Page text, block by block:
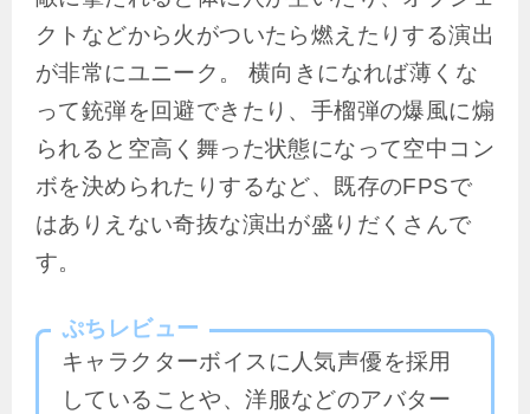
クトなどから火がついたら燃えたりする演出
が非常にユニーク。 横向きになれば薄くな
って銃弾を回避できたり、手榴弾の爆風に煽
られると空高く舞った状態になって空中コン
ボを決められたりするなど、既存のFPSで
はありえない奇抜な演出が盛りだくさんで
す。
ぷちレビュー
キャラクターボイスに人気声優を採用
していることや、洋服などのアバター